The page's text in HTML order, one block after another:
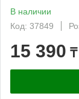
В наличии
Код: 37849
15 390 ₸